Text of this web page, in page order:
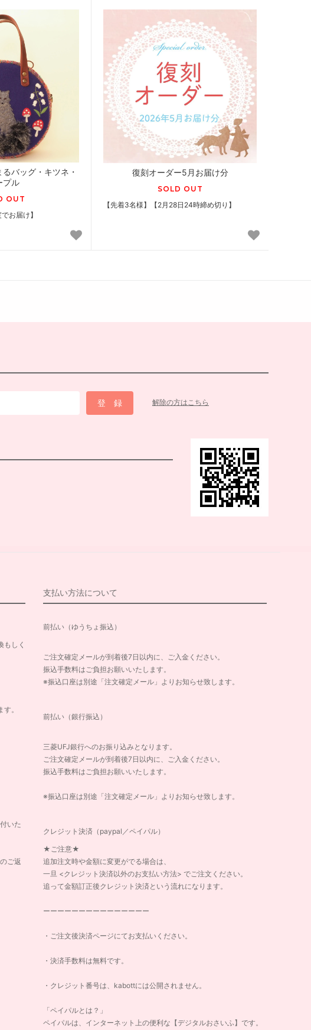
バッグ・キツネ・
プル
OUT
お届け】
復刻オーダー5月お届け分
SOLD OUT
【先着3名様】【2月28日24時締め切り】
解除の方はこちら
もしく
。
いた
ご返
支払い方法について
前払い（ゆうちょ振込）
ご注文確定メールが到着後7日以内に、ご入金ください。
振込手数料はご負担お願いいたします。
※振込口座は別途「注文確定メール」よりお知らせ致します。
前払い（銀行振込）
三菱UFJ銀行へのお振り込みとなります。
ご注文確定メールが到着後7日以内に、ご入金ください。
振込手数料はご負担お願いいたします。
※振込口座は別途「注文確定メール」よりお知らせ致します。
クレジット決済（paypal／ペイパル）
★ご注意★
追加注文時や金額に変更がでる場合は、
一旦 <クレジット決済以外のお支払い方法> でご注文ください。
追って金額訂正後クレジット決済という流れになります。
ーーーーーーーーーーーーーーー
・ご注文後決済ページにてお支払いください。
・決済手数料は無料です。
・クレジット番号は、kabottには公開されません。
「ペイパルとは？」
ペイパルは、インターネット上の便利な【デジタルおさいふ】です。